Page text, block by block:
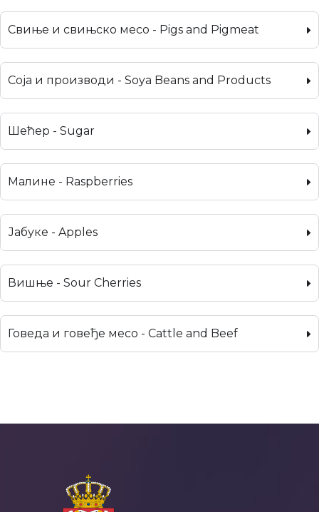
Свиње и свињско месо - Pigs and Pigmeat
Соја и производи - Soya Beans and Products
Шећер - Sugar
Малине - Raspberries
Јабуке - Apples
Вишње - Sour Cherries
Говеда и говеђе месо - Cattle and Beef